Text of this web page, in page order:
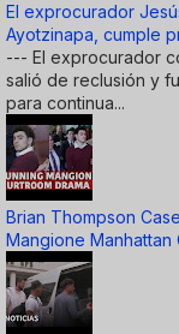
El exprocurador
Ayotzinapa, cumple
--- El exprocurador
salió de reclusión y
para continua...
Brian Thompson
Mangione Manhattan